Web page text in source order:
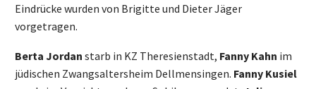
Eindrücke wurden von Brigitte und Dieter Jäger
vorgetragen.
Berta Jordan starb in KZ Theresienstadt, Fanny Kahn im
jüdischen Zwangsaltersheim Dellmensingen. Fanny Kusiel